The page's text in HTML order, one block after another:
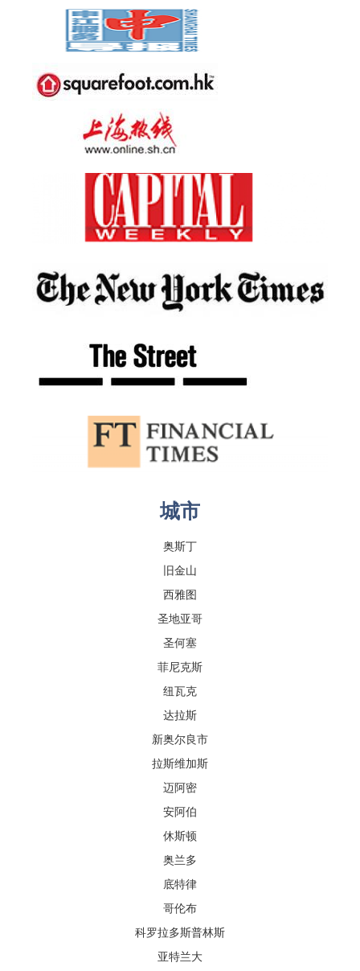
城市
奥斯丁
旧金山
西雅图
圣地亚哥
圣何塞
菲尼克斯
纽瓦克
达拉斯
新奥尔良市
拉斯维加斯
迈阿密
安阿伯
休斯顿
奥兰多
底特律
哥伦布
科罗拉多斯普林斯
亚特兰大